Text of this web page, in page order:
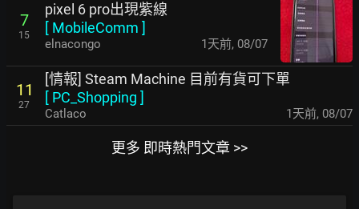
7
15
pixel 6 pro出現紫線
[ MobileComm ]
elnacongo 1天前, 08/07
11
27
[情報] Steam Machine 目前有貨可下單
[ PC_Shopping ]
Catlaco 1天前, 08/07
更多 即時熱門文章 >>